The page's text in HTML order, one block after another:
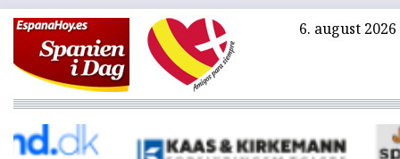
6. august 2026